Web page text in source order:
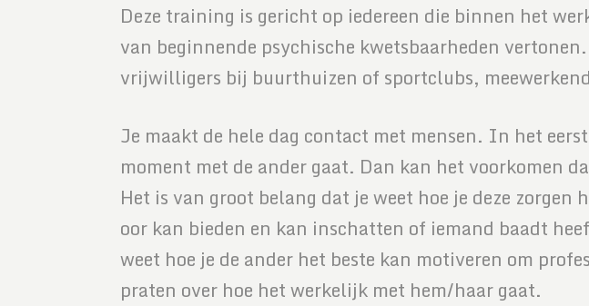
Deze training is gericht op iedereen die binnen het
van beginnende psychische kwetsbaarheden
vrijwilligers bij buurthuizen of sportclubs,
Je maakt de hele dag contact met mensen. In het
moment met de ander gaat. Dan kan het voorkomen
Het is van groot belang dat je weet hoe je deze
oor kan bieden en kan inschatten of iemand baadt
weet hoe je de ander het beste kan motiveren om
praten over hoe het werkelijk met hem/haar gaat.